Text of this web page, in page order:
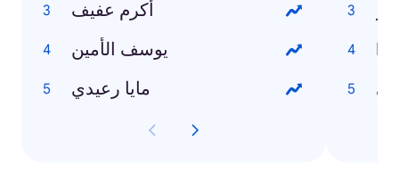
أكرم عفيف
يوسف الأمين
مايا رعيدي